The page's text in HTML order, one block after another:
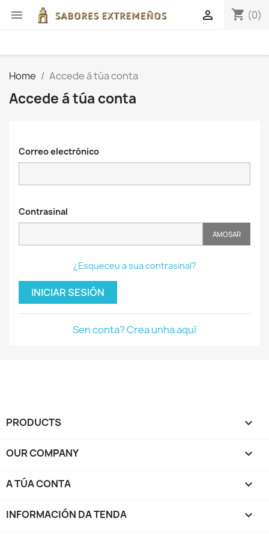
 shopping_cart (0)

Home Accede á túa conta
Accede á túa conta
Correo electrónico
Contrasinal
AMOSAR
¿Esqueceu a sua contrasinal?
INICIAR SESIÓN
Sen conta? Crea unha aquí
PRODUCTS 
OUR COMPANY 
A TÚA CONTA 
INFORMACIÓN DA TENDA keyboard_arrow_down